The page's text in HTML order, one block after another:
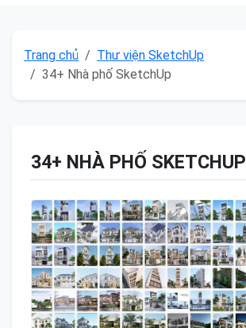
Trang chủ
Thư viện SketchUp
34+ Nhà phố SketchUp
34+ NHÀ PHỐ SKETCHUP